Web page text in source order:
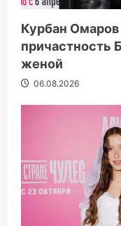
Курбан
причастность
женой
06.08.2026